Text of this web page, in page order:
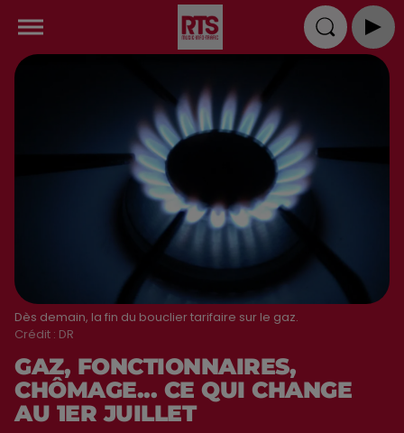
Dès demain, la fin du bouclier tarifaire sur le gaz.
Crédit : DR
GAZ, FONCTIONNAIRES,
CHÔMAGE... CE QUI CHANGE
AU 1ER JUILLET